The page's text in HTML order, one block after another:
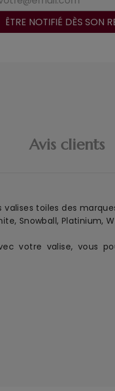
Avis clients
toiles des
Snowball, Platinium,
votre valise, vous
ÊTRE NOTIFIÉ DÈS SON